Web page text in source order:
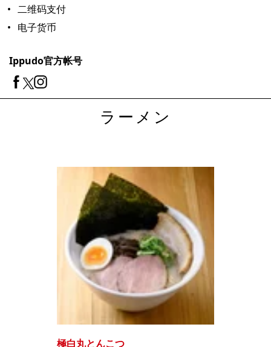
二维码支付
电子货币
Ippudo官方帐号
ラーメン
極白丸とんこつ